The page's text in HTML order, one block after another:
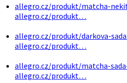
allegro.cz/produkt/matcha-
allegro.cz/produkt…
allegro.cz/produkt/darkova-
allegro.cz/produkt…
allegro.cz/produkt/matcha-
allegro.cz/produkt…